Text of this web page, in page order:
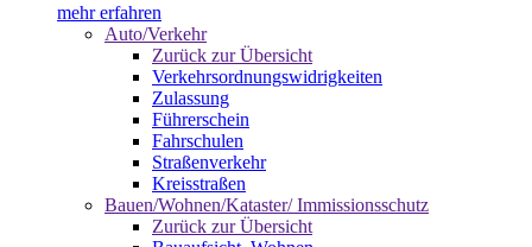
mehr erfahren
Auto/Verkehr
Zurück zur Übersicht
Verkehrsordnungswidrigkeiten
Zulassung
Führerschein
Fahrschulen
Straßenverkehr
Kreisstraßen
Bauen/Wohnen/Kataster/ Immissionsschutz
Zurück zur Übersicht